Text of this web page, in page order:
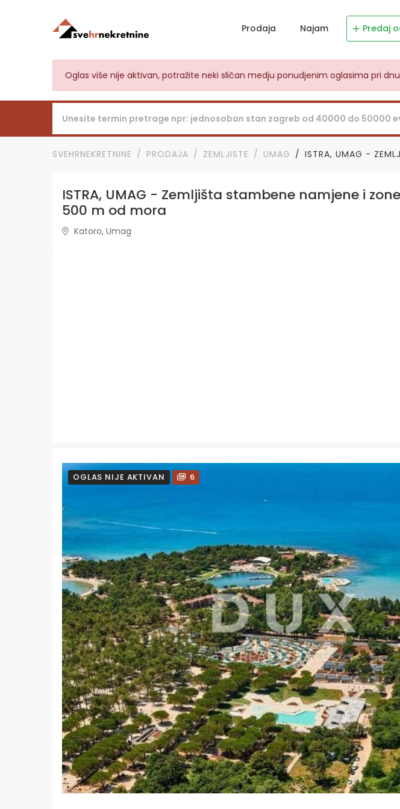
Prodaja Najam Predaj
Oglas više nije aktivan, potražite neki sličan medju ponudjenim oglasima pri
SVEHRNEKRETNINE PRODAJA ZEMLJISTE UMAG ISTRA, UMAG -
ISTRA, UMAG - Zemljišta stambene namjene i
500 m od mora
Katoro, Umag
OGLAS NIJE AKTIVAN 6